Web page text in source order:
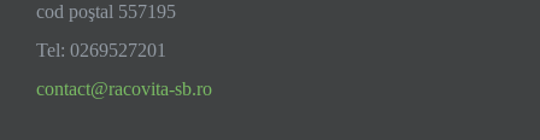
cod poştal 557195
Tel: 0269527201
contact@racovita-sb.ro